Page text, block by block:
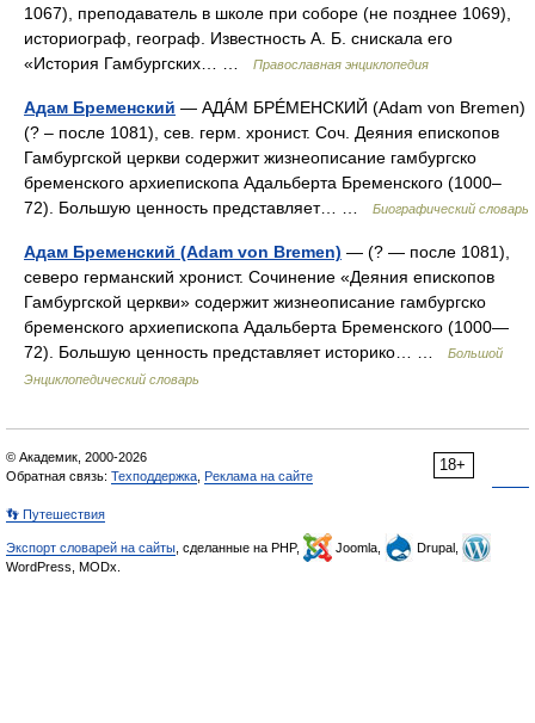
1067), преподаватель в школе при соборе (не позднее 1069),
историограф, географ. Известность А. Б. снискала его
«История Гамбургских… …
Православная энциклопедия
Адам Бременский — АДÁМ БРÉМЕНСКИЙ (Adam von Bremen)
(? – после 1081), сев. герм. хронист. Соч. Деяния епископов
Гамбургской церкви содержит жизнеописание гамбургско
бременского архиепископа Адальберта Бременского (1000–
72). Большую ценность представляет… …
Биографический словарь
Адам Бременский (Adam von Bremen) — (? — после 1081),
северо германский хронист. Сочинение «Деяния епископов
Гамбургской церкви» содержит жизнеописание гамбургско
бременского архиепископа Адальберта Бременского (1000—
72). Большую ценность представляет историко… …
Большой
Энциклопедический словарь
18+
© Академик, 2000-2026
Обратная связь: Техподдержка Реклама на сайте
👣 Путешествия
Экспорт словарей на сайты , сделанные на PHP, Joomla,
Drupal,
WordPress, MODx.